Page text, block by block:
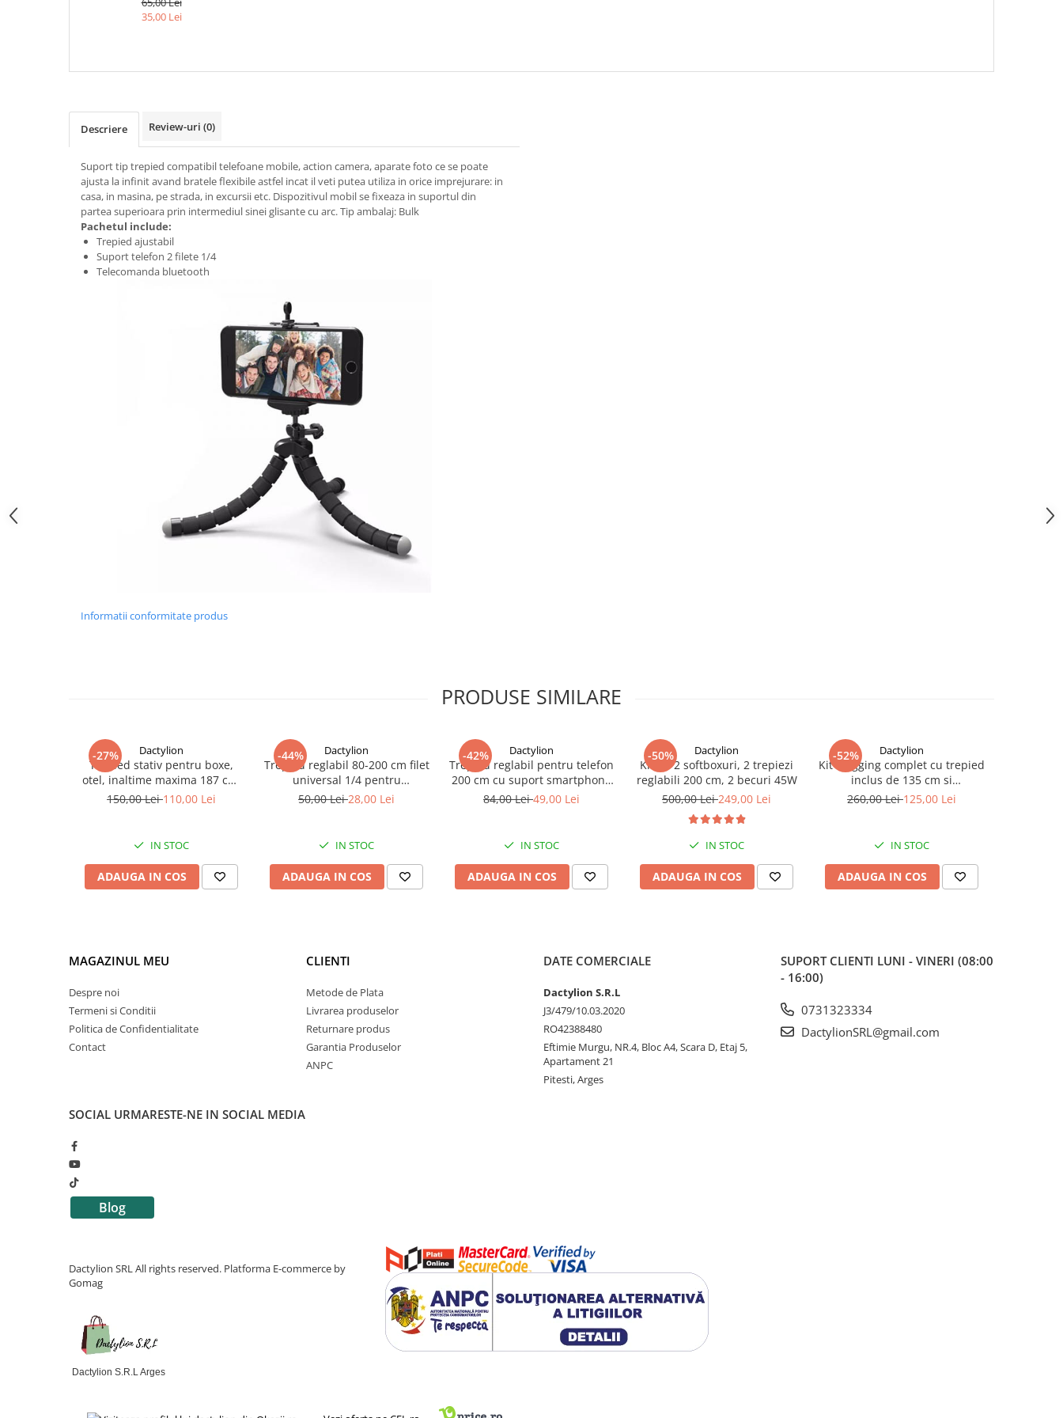
TELEFON + SUPORT TELEFON
35,00 Lei
Descriere Review-uri (0)
Suport tip trepied compatibil telefoane mobile, action camera, aparate foto ce se poate
ajusta la infinit avand bratele flexibile astfel incat il veti putea utiliza in orice imprejurare: in
casa, in masina, pe strada, in excursii etc. Dispozitivul mobil se fixeaza in suportul din
partea superioara prin intermediul sinei glisante cu arc. Tip ambalaj: Bulk
Pachetul include:
Trepied ajustabil
Suport telefon 2 filete 1/4
Telecomanda bluetooth
Informatii conformitate produs
PRODUSE SIMILARE
-27% Dactylion
Trepied stativ pentru boxe,
otel, inaltime maxima 187 cm,
greutate suportata 60 kg, negru
150,00 Lei110,00 Lei
IN STOC
ADAUGA IN COS
-44% Dactylion
Trepied reglabil 80-200 cm filet
universal 1/4 pentru
studio,foto,lampa
50,00 Lei28,00 Lei
IN STOC
ADAUGA IN COS
-42% Dactylion
Trepied reglabil pentru telefon
200 cm cu suport smartphone
din ABS reglabil si telecomanda
streaming si fotografie
84,00 Lei49,00 Lei
IN STOC
ADAUGA IN COS
-50% Dactylion
Kit de 2 softboxuri, 2 trepiezi
reglabili 200 cm, 2 becuri 45W
500,00 Lei249,00 Lei
IN STOC
ADAUGA IN COS
-52% Dactylion
Kit Vlogging complet cu trepied
inclus de 135 cm si
telecomanda bluetooth
260,00 Lei125,00 Lei
IN STOC
ADAUGA IN COS
MAGAZINUL MEU
Despre noi
Termeni si Conditii
Politica de Confidentialitate
Contact
CLIENTI
Metode de Plata
Livrarea produselor
Returnare produs
Garantia Produselor
ANPC
DATE COMERCIALE
Dactylion S.R.L
J3/479/10.03.2020
RO42388480
Eftimie Murgu, NR.4, Bloc A4, Scara D, Etaj 5,
Apartament 21
Pitesti, Arges
SUPORT CLIENTI LUNI - VINERI (08:00
- 16:00)
0731323334
DactylionSRL@gmail.com
SOCIAL URMARESTE-NE IN SOCIAL MEDIA
Blog
Dactylion SRL All rights reserved. Platforma E-commerce by
Gomag
Dactylion S.R.L Arges